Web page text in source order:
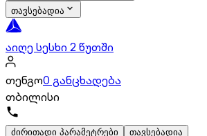
თავსებადია
აიღე სესხი 2 წუთში
თენგო0 განცხადება
თბილისი
ძირითადი პარამეტრები თავსებადია